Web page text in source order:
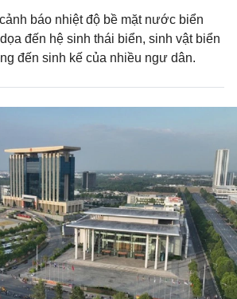
báo nhiệt độ bề mặt nước biển
đến hệ sinh thái biển, sinh vật biển
đến sinh kế của nhiều ngư dân.